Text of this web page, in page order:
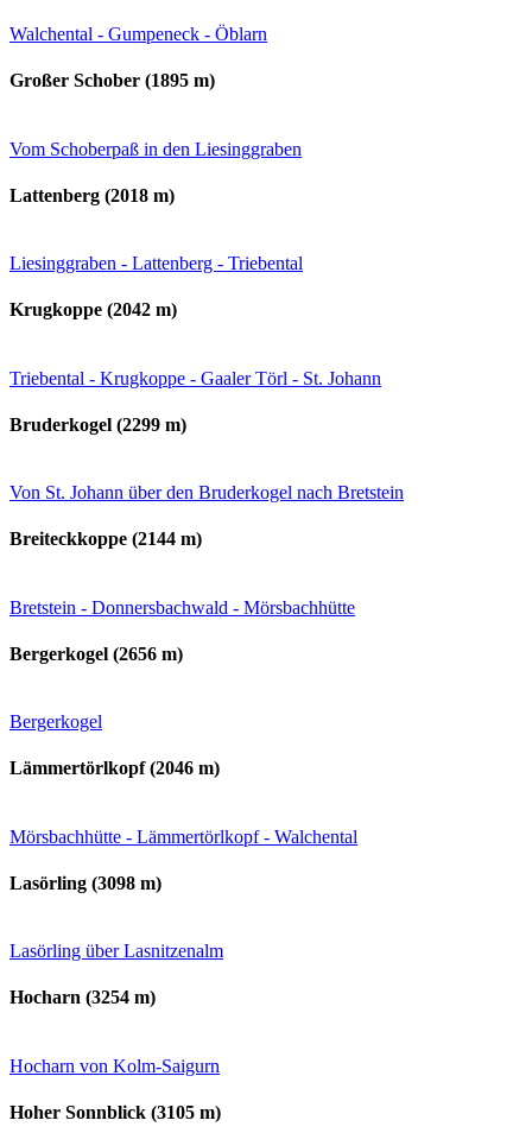
Walchental - Gumpeneck - Öblarn
Großer Schober (1895 m)
Vom Schoberpaß in den Liesinggraben
Lattenberg (2018 m)
Liesinggraben - Lattenberg - Triebental
Krugkoppe (2042 m)
Triebental - Krugkoppe - Gaaler Törl - St. Johann
Bruderkogel (2299 m)
Von St. Johann über den Bruderkogel nach Bretstein
Breiteckkoppe (2144 m)
Bretstein - Donnersbachwald - Mörsbachhütte
Bergerkogel (2656 m)
Bergerkogel
Lämmertörlkopf (2046 m)
Mörsbachhütte - Lämmertörlkopf - Walchental
Lasörling (3098 m)
Lasörling über Lasnitzenalm
Hocharn (3254 m)
Hocharn von Kolm-Saigurn
Hoher Sonnblick (3105 m)